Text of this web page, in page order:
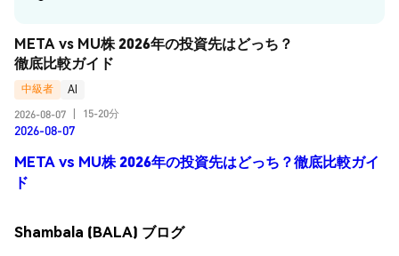
META vs MU株 2026年の投資先はどっち？
徹底比較ガイド
中級者
AI
2026-08-07
15-20分
2026-08-07
META vs MU株 2026年の投資先はどっち？徹底比較ガイ
ド
Shambala (BALA) ブログ